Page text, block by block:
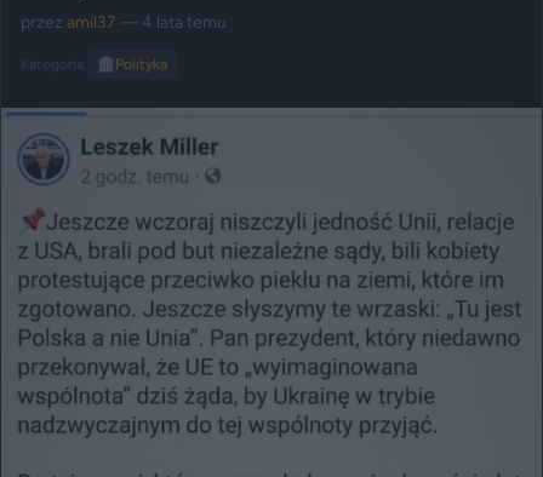
przez amil37 — 4 lata temu
Kategoria: 🏛️ Polityka